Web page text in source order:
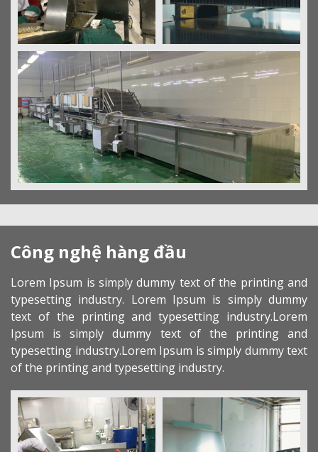
Công nghệ hàng đầu
Lorem Ipsum is simply dummy text of the printing and
typesetting industry. Lorem Ipsum is simply dummy
text of the printing and typesetting industry.Lorem
Ipsum is simply dummy text of the printing and
typesetting industry.Lorem Ipsum is simply dummy text
of the printing and typesetting industry.